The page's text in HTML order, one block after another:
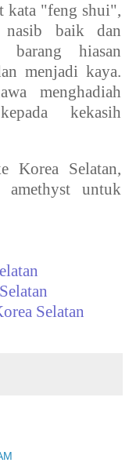
kata "feng shui",
nasib baik dan
barang hiasan
menjadi kaya.
menghadiah
kekasih
Korea Selatan,
amethyst untuk
Selatan